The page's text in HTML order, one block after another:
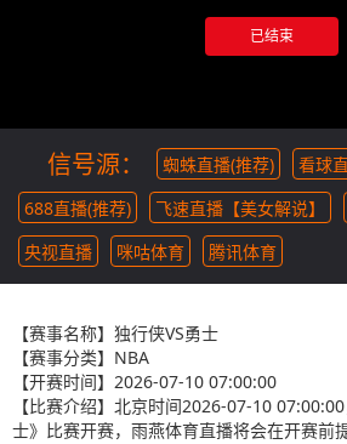
已结束
信号源： 蜘蛛直播(推荐)
看球
688直播(推荐)
飞速直播【美女解说】
央视直播
咪咕体育 腾讯体育
【赛事名称】 独行侠VS勇士
【赛事分类】 NBA
【开赛时间】 2026-07-10 07:00:00
【比赛介绍】 北京时间2026-07-10
士》比赛开赛，雨燕体育直播将会在开赛前